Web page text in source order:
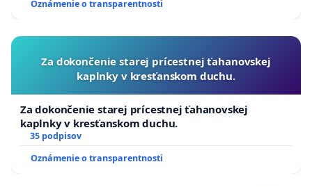
Oznámenie o transparentnosti
Za dokončenie starej prícestnej ťahanovskej
kaplnky v kresťanskom duchu.
Za dokončenie starej prícestnej ťahanovskej
kaplnky v kresťanskom duchu.
35 podpisov
Oznámenie o transparentnosti